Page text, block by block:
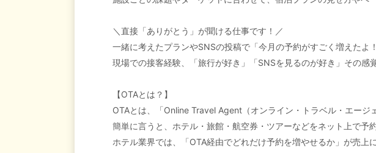
＼直接「ありがとう」が聞ける仕事です！／
一緒に考えたプランやSNSの投稿で「今月の予約がすごく増えたよ
現場での接客経験、「旅行が好き」「SNSを見るのが好き」その感
【OTAとは？】
OTAとは、「Online Travel Agent（オンライン・トラベル・エージ
簡単に言うと、ホテル・旅館・航空券・ツアーなどをネット上で予
ホテル業界では、「OTA経由でどれだけ予約を増やせるか」が売上